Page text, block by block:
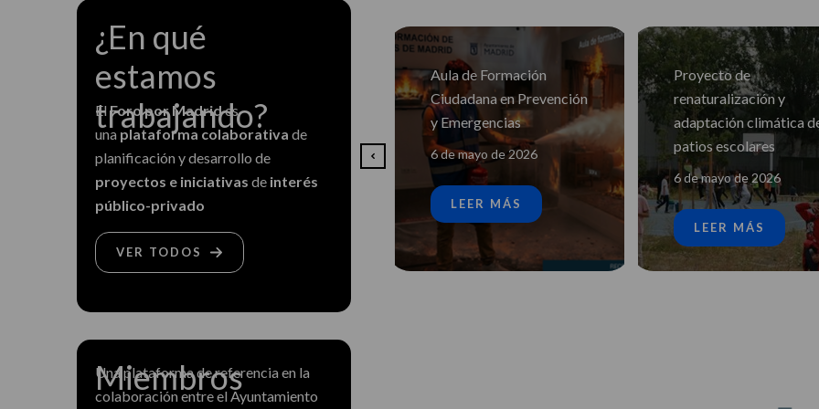
¿En qué
estamos
trabajando?
El Foro por Madrides
una plataforma colaborativa de
planificación y desarrollo de
proyectos e iniciativas de interés
público-privado
VER TODOS
Aula de Formación
y Emergencias
6 de mayo de 2026
Proyecto de
renaturalización y
adaptación climática de
patios escolares
6 de mayo de 2026
LEER MÁS
La Fuente de Cibeles:
Abierta por
Restauración
6 de mayo de 2026
LEER MÁS
Miembros
Una plataforma de referencia en la
colaboración entre el Ayuntamiento